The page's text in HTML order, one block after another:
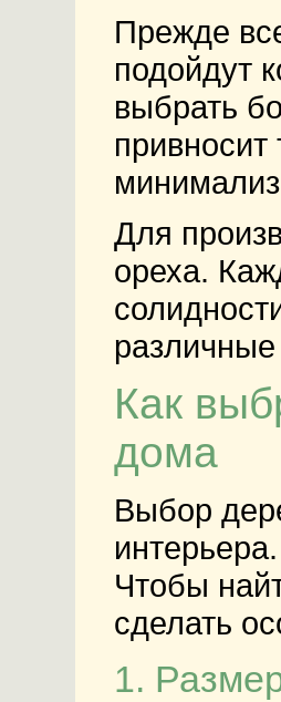
Прежде
подойдут
выбрать
Для
ореха.
различные
Как
дома
Выбор
Чтобы
сделать
1.